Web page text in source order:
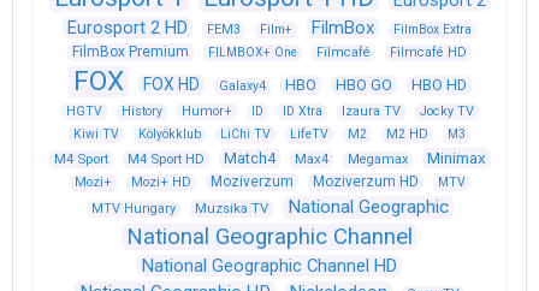
Eurosport 2 HD
FEM3 Film+ FilmBox FilmBox Extra
FilmBox Premium FILMBOX+ One Filmcafé Filmcafé HD
FOX FOX HD Galaxy4 HBO HBO GO HBO HD
HGTV History Humor+ ID ID Xtra Izaura TV
Jocky TV
Kiwi TV
Kölyökklub LiChi TV LifeTV M2 M2 HD M3
M4 Sport M4 Sport HD Match4 Max4 Megamax Minimax
Mozi+ Mozi+ HD Moziverzum Moziverzum HD
MTV
MTV Hungary
Muzsika TV National Geographic
National Geographic Channel
National Geographic Channel HD